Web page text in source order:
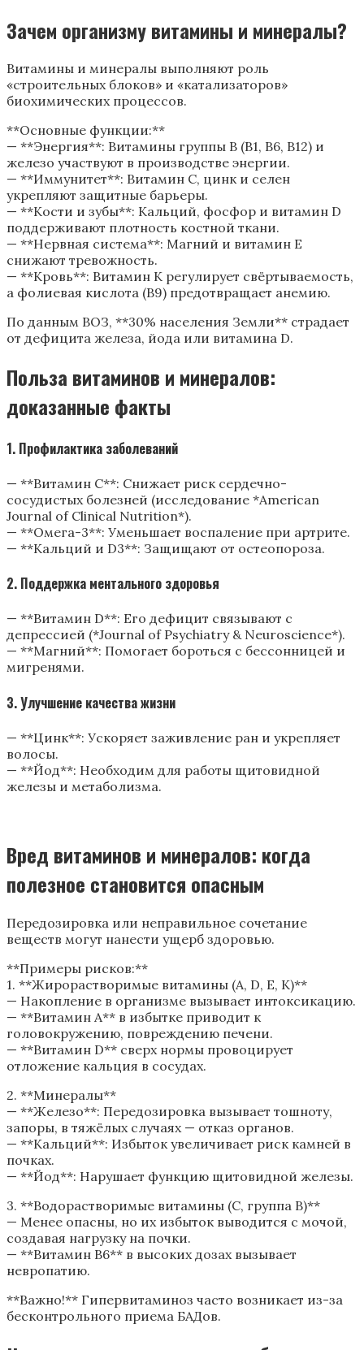
Зачем организму витамины и минералы?
Витамины и минералы выполняют роль
«строительных блоков» и «катализаторов»
биохимических процессов.
**Основные функции:**
— **Энергия**: Витамины группы B (B1, B6, B12) и
железо участвуют в производстве энергии.
— **Иммунитет**: Витамин C, цинк и селен
укрепляют защитные барьеры.
— **Кости и зубы**: Кальций, фосфор и витамин D
поддерживают плотность костной ткани.
— **Нервная система**: Магний и витамин E
снижают тревожность.
— **Кровь**: Витамин K регулирует свёртываемость,
а фолиевая кислота (B9) предотвращает анемию.
По данным ВОЗ, **30% населения Земли** страдает
от дефицита железа, йода или витамина D.
Польза витаминов и минералов:
доказанные факты
1. Профилактика заболеваний
— **Витамин С**: Снижает риск сердечно-
сосудистых болезней (исследование *American
Journal of Clinical Nutrition*).
— **Омега-3**: Уменьшает воспаление при артрите.
— **Кальций и D3**: Защищают от остеопороза.
2. Поддержка ментального здоровья
— **Витамин D**: Его дефицит связывают с
депрессией (*Journal of Psychiatry & Neuroscience*).
— **Магний**: Помогает бороться с бессонницей и
мигренями.
3. Улучшение качества жизни
— **Цинк**: Ускоряет заживление ран и укрепляет
волосы.
— **Йод**: Необходим для работы щитовидной
железы и метаболизма.
Вред витаминов и минералов: когда
полезное становится опасным
Передозировка или неправильное сочетание
веществ могут нанести ущерб здоровью.
**Примеры рисков:**
1. **Жирорастворимые витамины (A, D, E, K)**
— Накопление в организме вызывает интоксикацию.
— **Витамин А** в избытке приводит к
головокружению, повреждению печени.
— **Витамин D** сверх нормы провоцирует
отложение кальция в сосудах.
2. **Минералы**
— **Железо**: Передозировка вызывает тошноту,
запоры, в тяжёлых случаях — отказ органов.
— **Кальций**: Избыток увеличивает риск камней в
почках.
— **Йод**: Нарушает функцию щитовидной железы.
3. **Водорастворимые витамины (C, группа B)**
— Менее опасны, но их избыток выводится с мочой,
создавая нагрузку на почки.
— **Витамин B6** в высоких дозах вызывает
невропатию.
**Важно!** Гипервитаминоз часто возникает из-за
бесконтрольного приема БАДов.